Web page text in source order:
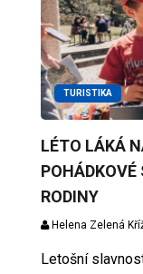
TURISTIKA
LÉTO LÁKÁ
POHÁDKOVÉ
RODINY
Helena Zelená
Letošní